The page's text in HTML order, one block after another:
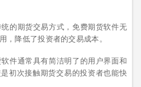
的期货交易方式，免费期货软件无
，降低了投资者的交易成本。
件通常具有简洁明了的用户界面和
初次接触期货交易的投资者也能快